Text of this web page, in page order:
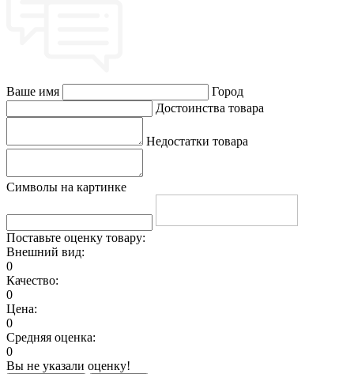
Ваше имя
Город
Достоинства товара
Недостатки товара
Символы на картинке
Поставьте оценку товару:
Внешний вид:
0
Качество:
0
Цена:
0
Средняя оценка:
0
Вы не указали оценку!